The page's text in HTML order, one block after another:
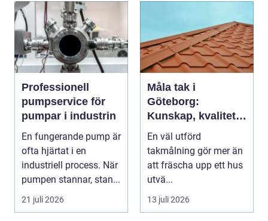
Professionell
pumpservice för
pumpar i industrin
En fungerande pump är
ofta hjärtat i en
industriell process. När
pumpen stannar, stan...
21 juli 2026
Måla tak i
Göteborg:
Kunskap, kvalitet
och långsiktigt
skydd vid
takmålning i
Göteborg
En väl utförd
takmålning gör mer än
att fräscha upp ett hus
utvä...
13 juli 2026